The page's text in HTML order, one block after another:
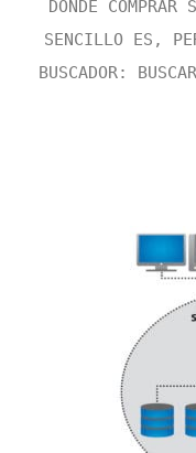
DONDE
SENCILLO ES,
BUSCADOR: